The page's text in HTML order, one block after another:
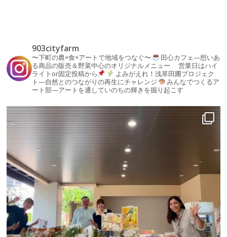
903cityfarm
〜下町の農×食×アートで地域をつなぐ〜
田心カフェ—想いあ
る商品の販売＆野菜中心のオリジナルメニュー 営業日はハイ
ライトor固定投稿から
よみがえれ！浅草田圃プロジェク
ト—自然とのつながりの再生にチャレンジ
みんなでつくるア
ート部—アートを通していのちの輝きを掘り起こす